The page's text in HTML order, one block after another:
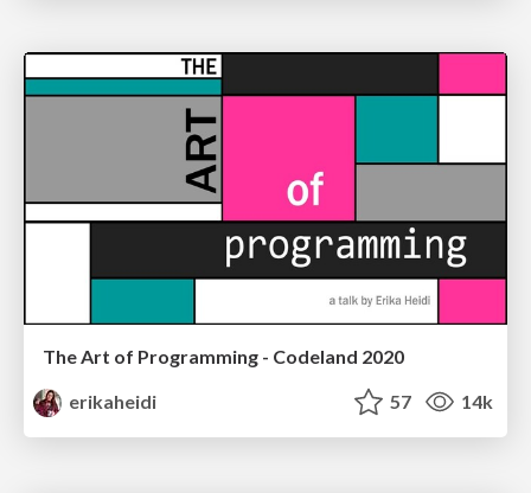
The Art of Programming - Codeland 2020
erikaheidi
57 14k